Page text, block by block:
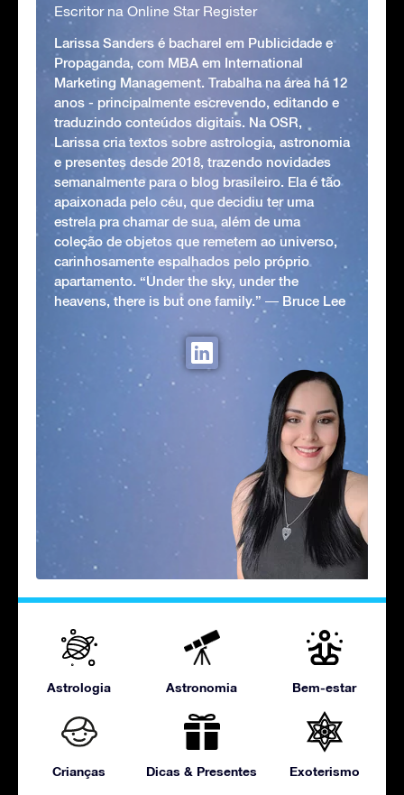
Escritor na Online Star Register
Larissa Sanders é bacharel em Publicidade e
Propaganda, com MBA em International
Marketing Management. Trabalha na área há 12
anos - principalmente escrevendo, editando e
traduzindo conteúdos digitais. Na OSR,
Larissa cria textos sobre astrologia, astronomia
e presentes desde 2018, trazendo novidades
semanalmente para o blog brasileiro. Ela é tão
apaixonada pelo céu, que decidiu ter uma
estrela pra chamar de sua, além de uma
coleção de objetos que remetem ao universo,
carinhosamente espalhados pelo próprio
apartamento. “Under the sky, under the
heavens, there is but one family.” ― Bruce Lee
Astrologia Astronomia Bem-estar
Crianças Dicas & Presentes Exoterismo